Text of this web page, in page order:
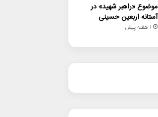
موضوع «راهبر شهید» در
آستانه اربعین حسینی
1 هفته پیش